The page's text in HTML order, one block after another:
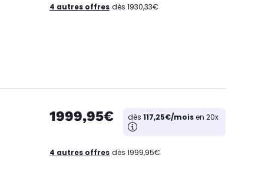
4 autres offres dès 1930,33€
1999,95€ dès 117,25€/moisen 20x
4 autres offres dès 1999,95€